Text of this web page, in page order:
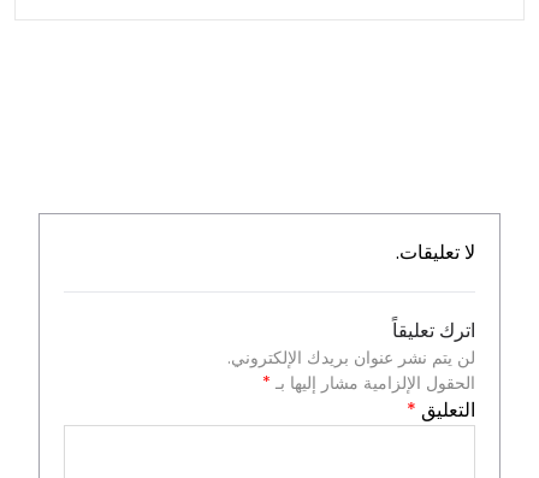
لا تعليقات.
اترك تعليقاً
لن يتم نشر عنوان بريدك الإلكتروني.
الحقول الإلزامية مشار إليها بـ *
التعليق *